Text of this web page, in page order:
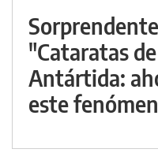
"Cataratas
Antártida:
este